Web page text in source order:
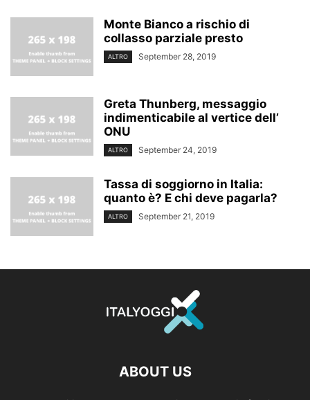
Monte Bianco a rischio di
collasso parziale presto
ALTRO September 28, 2019
Greta Thunberg, messaggio
indimenticabile al vertice dell’
ONU
ALTRO September 24, 2019
Tassa di soggiorno in Italia:
quanto è? E chi deve pagarla?
ALTRO September 21, 2019
ABOUT US